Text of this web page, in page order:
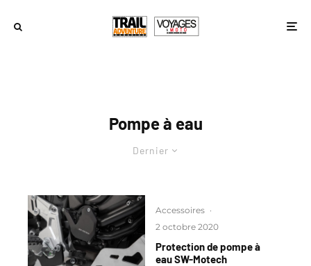
Pompe à eau
Dernier
Accessoires ·
2 octobre 2020
Protection de pompe à
eau SW-Motech